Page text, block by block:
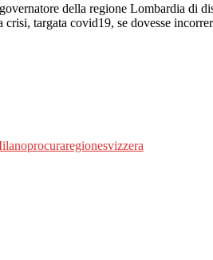
della regione Lombardia di
targata covid19, se dovesse
procuraregionesvizzera